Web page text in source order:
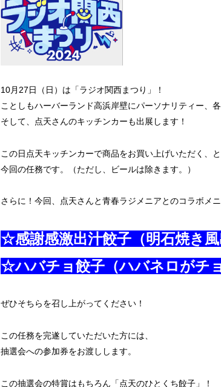
10月 27日（日）は「ラジオ関西まつり」！
ことしもハーバーランド高浜岸壁にパーソナリティー、
そして、点天さんのキッチンカーも出展します！
この日点天キッチンカーで商品をお買い上げいただく、
今回の任務です。（ただし、ビールは除きます。）
さらに！今回、点天さんと青春ラジメニアとのコラボメニ
☆感謝感激出汁餃子（明石焼き風
☆ハバチョ餃子（ハバネロがチ
ぜひそちらを召し上がってください！
この任務を完遂していただいた方には、
抽選会への参加券をお渡しします。
この抽選会の特賞はもちろん「点天のひとくち餃子」！